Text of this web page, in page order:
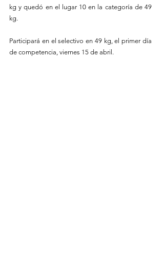
kg y quedó en el lugar 10 en la categoría de 49
kg.
Participará en el selectivo en 49 kg, el primer día
de competencia, viernes 15 de abril.